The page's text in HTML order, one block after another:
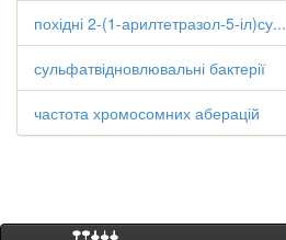
похідні 2-(1-арилтетразол-5-іл)су...
сульфатвідновлювальні бактерії
частота хромосомних аберацій